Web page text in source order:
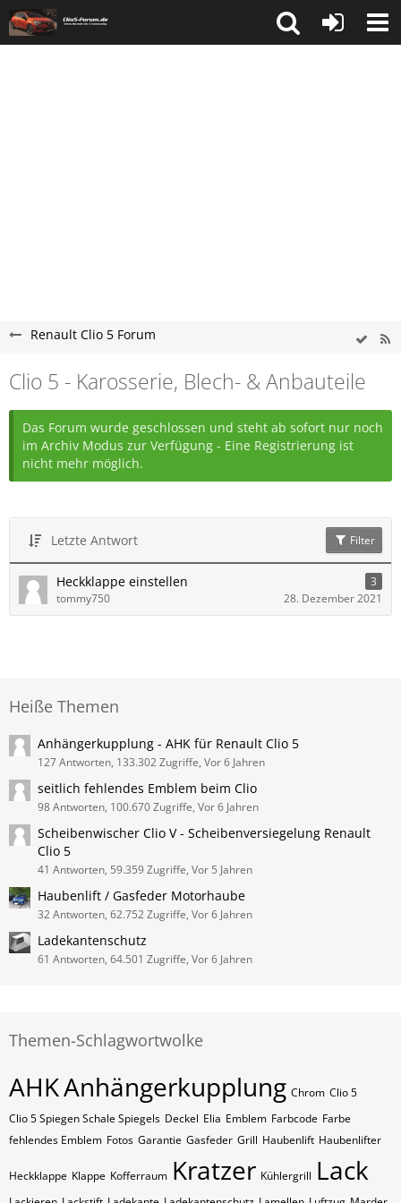
Renault Clio 5 Forum
Clio 5 - Karosserie, Blech- & Anbauteile
Das Forum wurde geschlossen und steht ab sofort nur noch
im Archiv Modus zur Verfügung - Eine Registrierung ist
nicht mehr möglich.
Letzte Antwort Filter
Heckklappe einstellen
3
tommy750
28. Dezember 2021
Heiße Themen
Anhängerkupplung - AHK für Renault Clio 5
127 Antworten, 133.302 Zugriffe, Vor 6 Jahren
seitlich fehlendes Emblem beim Clio
98 Antworten, 100.670 Zugriffe, Vor 6 Jahren
Scheibenwischer Clio V - Scheibenversiegelung Renault
Clio 5
41 Antworten, 59.359 Zugriffe, Vor 5 Jahren
Haubenlift / Gasfeder Motorhaube
32 Antworten, 62.752 Zugriffe, Vor 6 Jahren
Ladekantenschutz
61 Antworten, 64.501 Zugriffe, Vor 6 Jahren
Themen-Schlagwortwolke
AHKAnhängerkupplung Chrom Clio 5
Clio 5 Spiegen Schale Spiegels Deckel Elia Emblem Farbcode Farbe
fehlendes Emblem Fotos Garantie Gasfeder Grill Haubenlift Haubenlifter
Heckklappe Klappe Kofferraum Kratzer Kühlergrill Lack